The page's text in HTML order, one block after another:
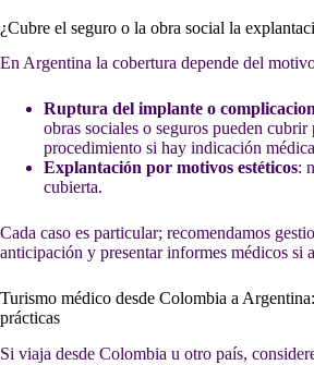
¿Cubre el seguro o la obra social la
En Argentina la cobertura depende del
Ruptura del implante o
obras sociales o seguros pueden
procedimiento si hay indicación
Explantación por motivos estéticos:
cubierta.
Cada caso es particular; recomendamos
anticipación y presentar informes médicos si
Turismo médico desde Colombia a
prácticas
Si viaja desde Colombia u otro país,